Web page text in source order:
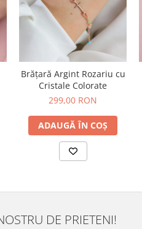
Brățară Argint Rozariu cu
Cristale Colorate
299,00 RON
ADAUGĂ ÎN COȘ
DE PRIETENI!